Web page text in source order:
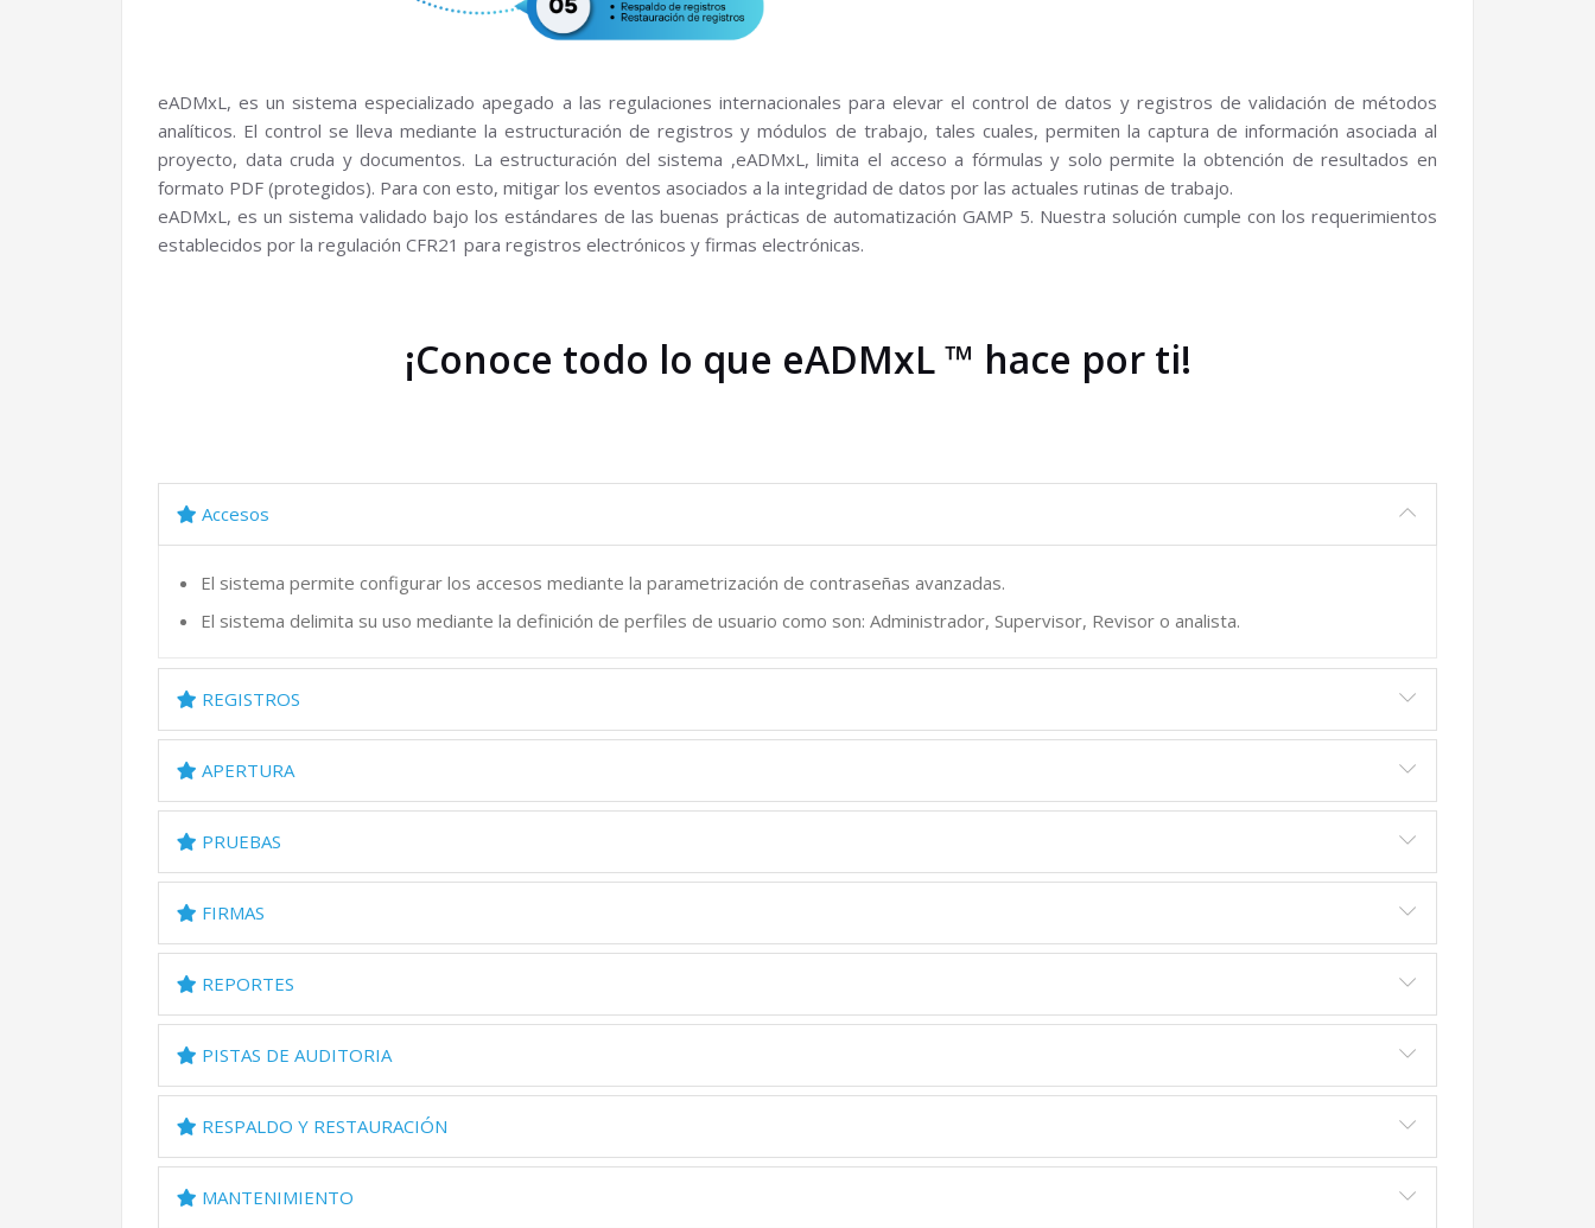
eADMxL, es un sistema especializado apegado a las regulaciones internacionales para elevar el control de datos y registros de validación de métodos
analíticos. El control se lleva mediante la estructuración de registros y módulos de trabajo, tales cuales, permiten la captura de información asociada al
proyecto, data cruda y documentos. La estructuración del sistema ,eADMxL, limita el acceso a fórmulas y solo permite la obtención de resultados en
formato PDF (protegidos). Para con esto, mitigar los eventos asociados a la integridad de datos por las actuales rutinas de trabajo.
eADMxL, es un sistema validado bajo los estándares de las buenas prácticas de automatización GAMP 5. Nuestra solución cumple con los requerimientos
establecidos por la regulación CFR21 para registros electrónicos y firmas electrónicas.
¡Conoce todo lo que eADMxL ™ hace por ti!
Accesos
El sistema permite configurar los accesos mediante la parametrización de contraseñas avanzadas.
El sistema delimita su uso mediante la definición de perfiles de usuario como son: Administrador, Supervisor, Revisor o analista.
REGISTROS
APERTURA
PRUEBAS
FIRMAS
REPORTES
PISTAS DE AUDITORIA
RESPALDO Y RESTAURACIÓN
MANTENIMIENTO